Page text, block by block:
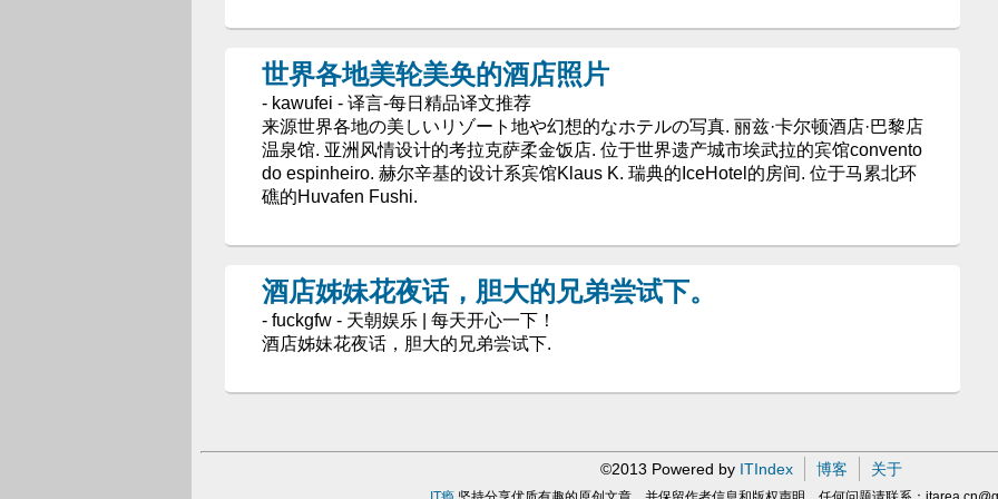
世界各地美轮美奂的酒店照片
- kawufei - 译言-每日精品译文推荐
来源世界各地の美しいリゾート地や幻想的なホテルの写真. 丽兹·卡尔顿酒店·巴黎店
温泉馆. 亚洲风情设计的考拉克萨柔金饭店. 位于世界遗产城市埃武拉的宾馆convento
do espinheiro. 赫尔辛基的设计系宾馆Klaus K. 瑞典的IceHotel的房间. 位于马累北环
礁的Huvafen Fushi.
酒店姊妹花夜话，胆大的兄弟尝试下。
- fuckgfw - 天朝娱乐 | 每天开心一下！
酒店姊妹花夜话，胆大的兄弟尝试下.
©2013 Powered by ITIndex 博客 关于